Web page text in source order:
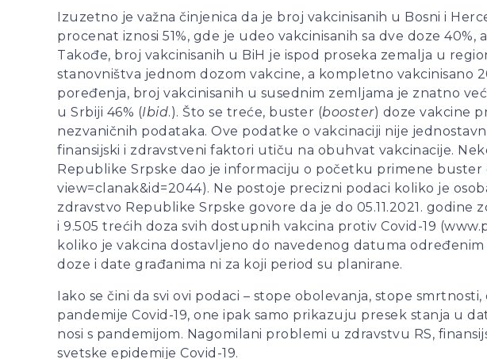
Izuzetno je važna činjenica da je broj vakcinisanih u Bosni i
procenat iznosi 51%, gde je udeo vakcinisanih sa dve doze
Takođe, broj vakcinisanih u BiH je ispod proseka zemalja u
stanovništva jednom dozom vakcine, a kompletno vakcinisano
poređenja, broj vakcinisanih u susednim zemljama je znatno
u Srbiji 46% (Ibid.). Što se treće, buster (booster) doze vakcine
nezvaničnih podataka. Ove podatke o vakcinaciji nije
finansijski i zdravstveni faktori utiču na obuhvat vakcinacije.
Republike Srpske dao je informaciju o početku primene buster
view=clanak&id=2044). Ne postoje precizni podaci koliko je
zdravstvo Republike Srpske govore da je do 05.11.2021.
i 9.505 trećih doza svih dostupnih vakcina protiv Covid-19
koliko je vakcina dostavljeno do navedenog datuma
doze i date građanima ni za koji period su planirane.
Iako se čini da svi ovi podaci – stope obolevanja, stope
pandemije Covid-19, one ipak samo prikazuju presek stanja u
nosi s pandemijom. Nagomilani problemi u zdravstvu RS,
svetske epidemije Covid-19.